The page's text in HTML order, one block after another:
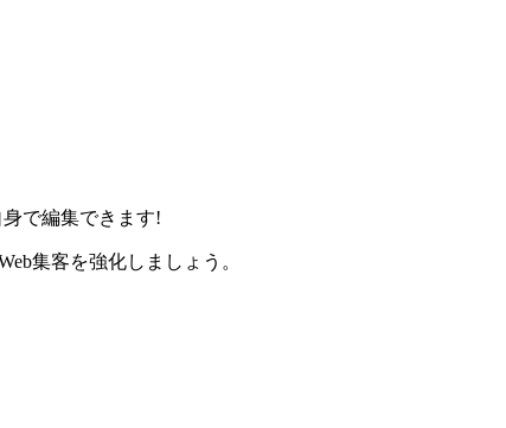
身で編集できます!
集客を強化しましょう。